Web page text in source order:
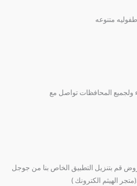
ولجميع المحافظات تواصل مع
قم بتنزيل التطبيق الخاص بنا من جوجل
الهيثم الكترونك )